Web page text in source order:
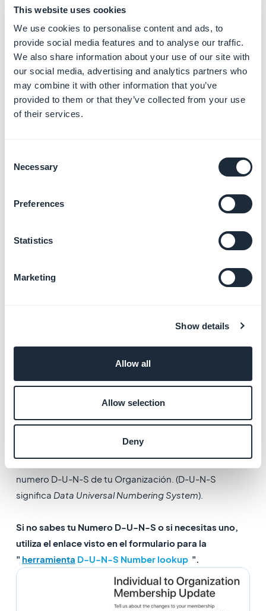
This website uses cookies
We use cookies to personalise content and ads, to
provide social media features and to analyse our traffic.
We also share information about your use of our site with
our social media, advertising and analytics partners who
may combine it with other information that you’ve
provided to them or that they’ve collected from your use
of their services.
Selection
Necessary
Preferences
Statistics
Marketing
Show details
Allow all
Allow selection
Deny
4 - Una ventana "Edita Tu Información de Membresía"
aparecerá.
5 - Haga clic en el enlace"Proveer la información
nueva de tu organización"
2. Numero D-U-N-S de
la Empresa
Llena el formulario con la información pedida y
En order de registrar con una cuenta
Empresa/Organización, estas requerido proveer el
numero D-U-N-S de tu Organización. (D-U-N-S
significa Data Universal Numbering System).
Si no sabes tu Numero D-U-N-S o si necesitas uno,
utiliza el enlace visto en el formulario para la
" herramienta D-U-N-S Number lookup".